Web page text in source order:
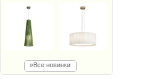
»Все новинки